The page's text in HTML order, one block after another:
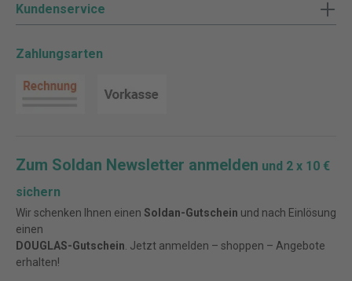
Kundenservice
Zahlungsarten
Zum Soldan Newsletter anmelden und 2 x 10 €
sichern
Wir schenken Ihnen einen Soldan-Gutschein und nach Einlösung
einen
DOUGLAS-Gutschein . Jetzt anmelden – shoppen – Angebote
erhalten!